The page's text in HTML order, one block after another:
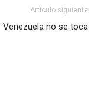
Artículo siguiente
Venezuela no se toca